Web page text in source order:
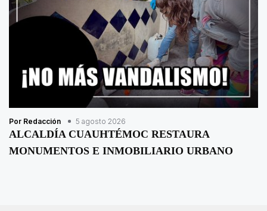
Por Redacción 5 agosto 2026
ALCALDÍA CUAUHTÉMOC RESTAURA
MONUMENTOS E INMOBILIARIO URBANO